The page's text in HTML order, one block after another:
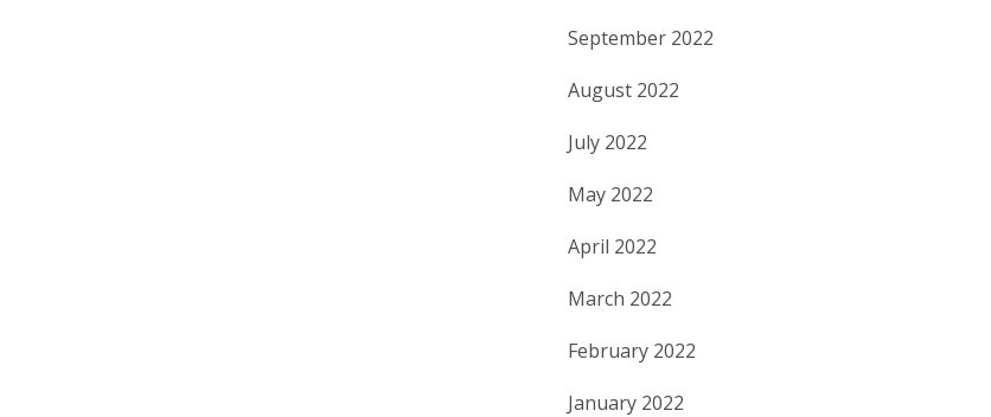
September 2022
August 2022
July 2022
May 2022
April 2022
March 2022
February 2022
January 2022